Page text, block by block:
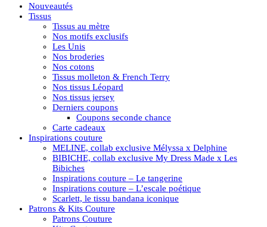
Nouveautés
Tissus
Tissus au mètre
Nos motifs exclusifs
Les Unis
Nos broderies
Nos cotons
Tissus molleton & French Terry
Nos tissus Léopard
Nos tissus jersey
Derniers coupons
Coupons seconde chance
Carte cadeaux
Inspirations couture
MELINE, collab exclusive Mélyssa x Delphine
BIBICHE, collab exclusive My Dress Made x Les
Bibiches
Inspirations couture – Le tangerine
Inspirations couture – L’escale poétique
Scarlett, le tissu bandana iconique
Patrons & Kits Couture
Patrons Couture